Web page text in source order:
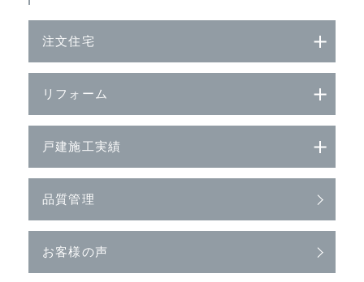
注文住宅
リフォーム
戸建施工実績
品質管理
お客様の声